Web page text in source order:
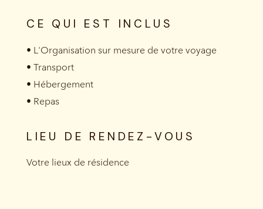
CE QUI EST INCLUS
• L'Organisation sur mesure de votre voyage
• Transport
• Hébergement
• Repas
LIEU DE RENDEZ-VOUS
Votre lieux de résidence